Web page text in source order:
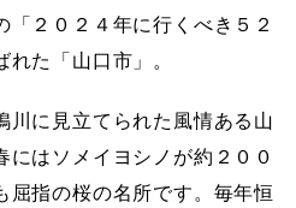
２０２４年に行くべき５２
た「山口市」。
川に見立てられた風情ある山
はソメイヨシノが約２００
屈指の桜の名所です。毎年恒